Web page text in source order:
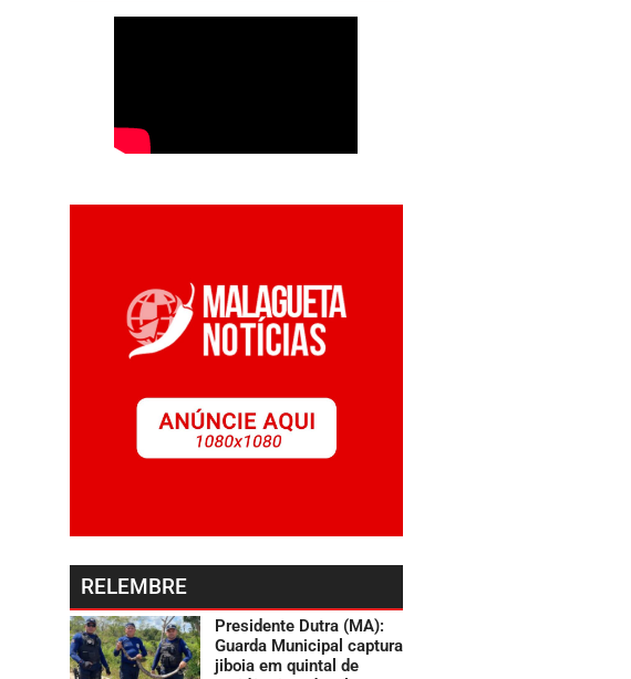
RELEMBRE
Presidente Dutra (MA):
Guarda Municipal captura
jiboia em quintal de